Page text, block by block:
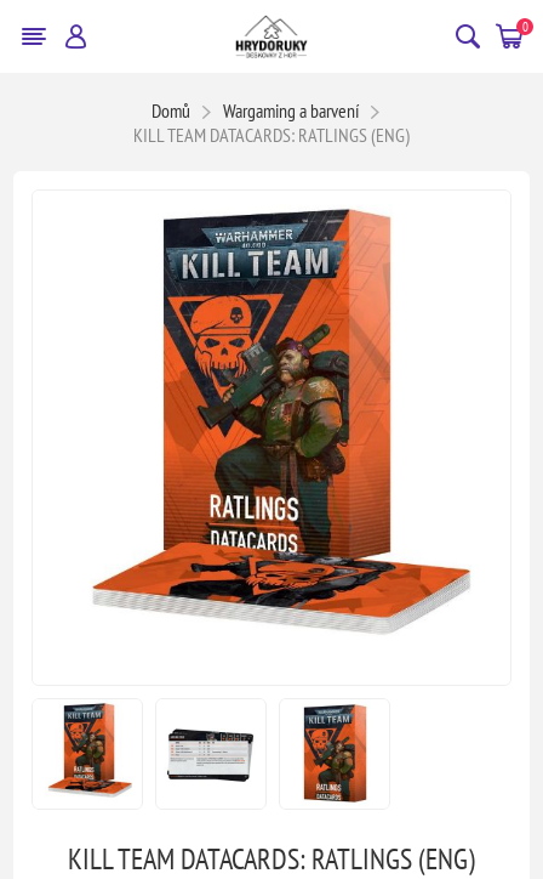
0
Domů
Wargaming a barvení
KILL TEAM DATACARDS: RATLINGS (ENG)
KILL TEAM DATACARDS: RATLINGS (ENG)